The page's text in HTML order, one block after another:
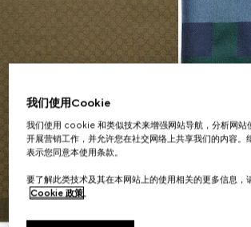
我们使用Cookie
我们使用 cookie 和类似技术来增强网站导航，分析网站
开展营销工作，并允许您在社交网络上共享我们的内容。
表示您同意本使用条款。
要了解此类技术及其在本网站上的使用相关的更多信息，
Cookie 政策。